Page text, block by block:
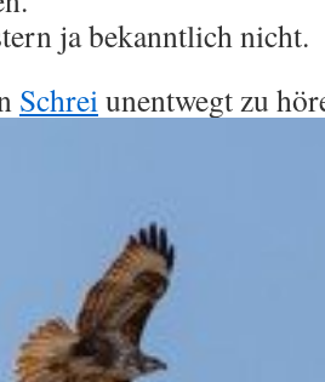
ja bekanntlich nicht.
Schreiunentwegt zu